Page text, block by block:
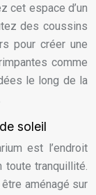
cet espace d’un
des coussins
pour créer une
comme
le long de la
soleil
est l’endroit
tranquillité.
aménagé sur